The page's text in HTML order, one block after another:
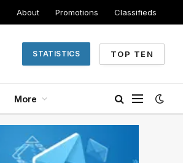
About Promotions Classifieds
STATISTICS TOP TEN
More